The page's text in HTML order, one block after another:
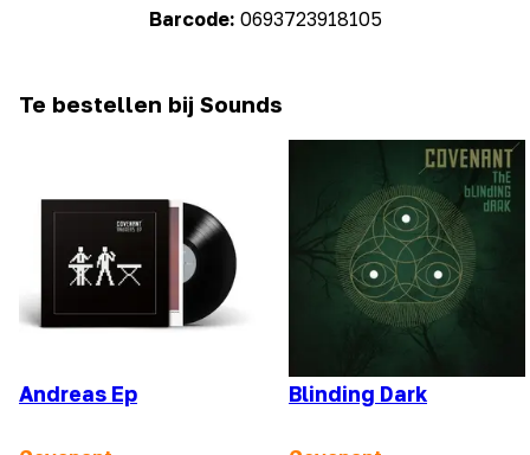
Barcode: 0693723918105
Te bestellen bij Sounds
Andreas Ep Blinding Dark